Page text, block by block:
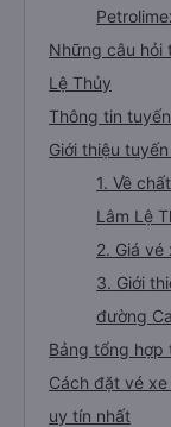
Những câu hỏi
Lệ Thủy
Thông tin
Giới thiệu
1. Về
Lâm Lệ
2. Giá vé
3. Giới
đường
Bảng tổng hợp
Cách đặt vé
uy tín nhất